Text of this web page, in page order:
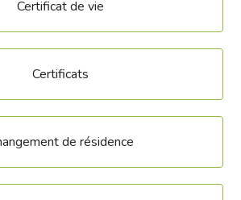
Certificat de vie
Certificats
de résidence